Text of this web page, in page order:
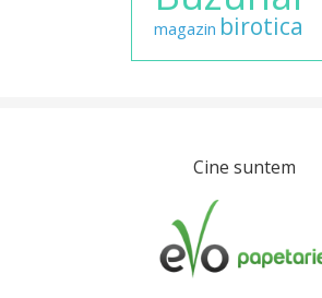
magazin birotica
Cine suntem